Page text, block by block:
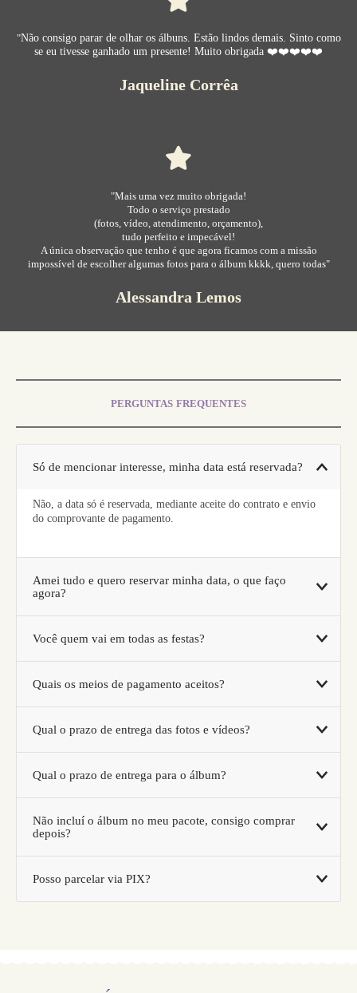
"Não consigo parar de olhar os álbuns. Estão lindos demais. Sinto como
se eu tivesse ganhado um presente! Muito obrigada ❤️❤️❤️❤️❤️
Jaqueline Corrêa
"Mais uma vez muito obrigada!
Todo o serviço prestado
(fotos, vídeo, atendimento, orçamento),
tudo perfeito e impecável!
A única observação que tenho é que agora ficamos com a missão
impossível de escolher algumas fotos para o álbum kkkk, quero todas"
Alessandra Lemos
PERGUNTAS FREQUENTES
Só de mencionar interesse, minha data está reservada?
Não, a data só é reservada, mediante aceite do contrato e envio
do comprovante de pagamento.
Amei tudo e quero reservar minha data, o que faço
agora?
Você quem vai em todas as festas?
Quais os meios de pagamento aceitos?
Qual o prazo de entrega das fotos e vídeos?
Qual o prazo de entrega para o álbum?
Não incluí o álbum no meu pacote, consigo comprar
depois?
Posso parcelar via PIX?